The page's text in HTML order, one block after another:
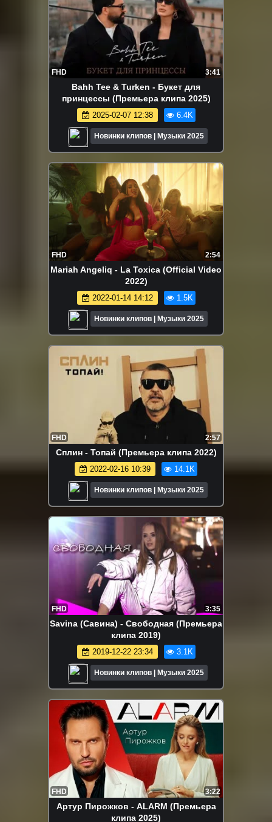
FHD 3:41
Bahh Tee & Turken - Букет для
принцессы (Премьера клипа 2025)
2025-02-07 12:38 6.4K
Новинки клипов | Музыки 2025
FHD 2:54
Mariah Angeliq - La Toxica (Official Video
2022)
2022-01-14 14:12 1.5K
Новинки клипов | Музыки 2025
FHD 2:57
Сплин - Топай (Премьера клипа 2022)
2022-02-16 10:39 14.1K
Новинки клипов | Музыки 2025
FHD 3:35
Savina (Савина) - Свободная (Премьера
клипа 2019)
2019-12-22 23:34 3.1K
Новинки клипов | Музыки 2025
FHD 3:22
Артур Пирожков - ALARM (Премьера
клипа 2025)